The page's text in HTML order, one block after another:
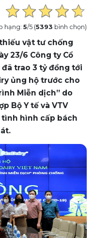
hạng: 5/5 (5393 bình chọn)
vật tư chống
23/6 Công ty Cổ
trao 3 tỷ đồng tới
ủng hộ trước cho
Miễn dịch” do
Bộ Y tế và VTV
hình cấp bách